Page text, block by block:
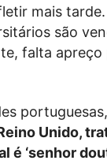
mais
são
falta apreço
Unido,
‘senhor